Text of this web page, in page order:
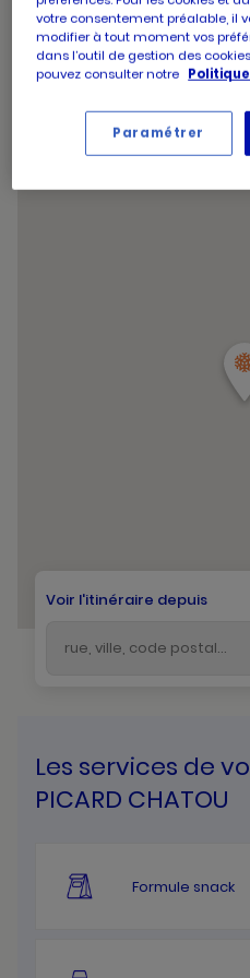
d'aujourd'hui
d'ouverture
d'aujourd'hui
Horaires
d'ouverture
d'aujourd'hui
Jeudi
Horaires
d'ouverture
d'aujourd'hui
Vendredi
Horaires
d'aujourd'hui
Samedi
d'ouverture
d'aujourd'hui
Horaires
d'ouverture
Dimanche
Voir l'itinéraire depuis
Les services de
PICARD CHATOU
Formule snack
votre consentement préalable, il
modifier à tout moment vos
dans l’outil de gestion des
pouvez consulter notre
Paramétrer